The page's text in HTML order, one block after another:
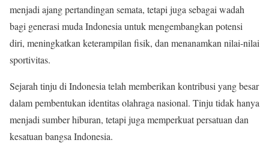
menjadi ajang pertandingan semata, tetapi juga sebagai wadah
bagi generasi muda Indonesia untuk mengembangkan potensi
diri, meningkatkan keterampilan fisik, dan menanamkan nilai-nilai
sportivitas.
Sejarah tinju di Indonesia telah memberikan kontribusi yang besar
dalam pembentukan identitas olahraga nasional. Tinju tidak hanya
menjadi sumber hiburan, tetapi juga memperkuat persatuan dan
kesatuan bangsa Indonesia.